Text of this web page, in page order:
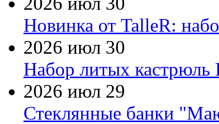
Новинка от TalleR:
2026 июл 30
Набор литых кастрюль
2026 июл 29
Стеклянные банки